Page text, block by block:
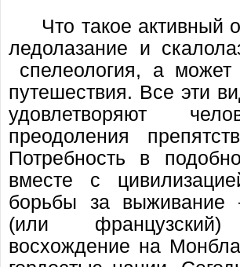
Что такое активный
ледолазание и
спелеология, а
путешествия. Все эти
удовлетворяют
преодоления
Потребность в
вместе с
борьбы за выживание
(или
восхождение на